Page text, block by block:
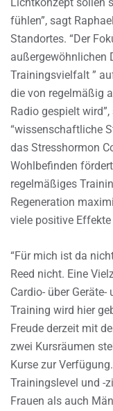
fühlen”, sagt
Standortes. “Der
außergewöhnlichen
Trainingsvielfalt ”
die von regelmäßig
Radio gespielt
“wissenschaftliche
das Stresshormon
Wohlbefinden
regelmäßiges
Regeneration
viele positive Effekte
“Für mich ist da
Reed nicht. Eine
Cardio- über
Training wird hier
Freude derzeit mit
zwei Kursräumen
Kurse zur
Trainingslevel und -
Frauen als auch